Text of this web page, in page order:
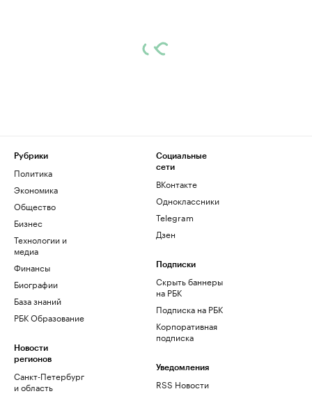
Рубрики
Политика
Экономика
Общество
Бизнес
Технологии и
медиа
Финансы
Биографии
База знаний
РБК Образование
Новости
регионов
Санкт-Петербург
и область
Социальные
сети
ВКонтакте
Одноклассники
Telegram
Дзен
Подписки
Скрыть баннеры
на РБК
Подписка на РБК
Корпоративная
подписка
Уведомления
RSS Новости